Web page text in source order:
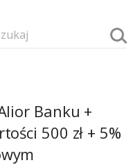
Banku +
500 zł + 5%